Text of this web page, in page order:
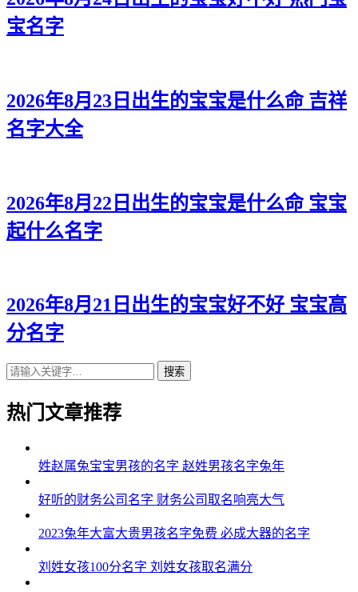
宝名字
2026年8月23日出生的宝宝是什么命 吉祥
名字大全
2026年8月22日出生的宝宝是什么命 宝宝
起什么名字
2026年8月21日出生的宝宝好不好 宝宝高
分名字
搜索
热门文章推荐
姓赵属兔宝宝男孩的名字 赵姓男孩名字兔年
好听的财务公司名字 财务公司取名响亮大气
2023兔年大富大贵男孩名字免费 必成大器的名字
刘姓女孩100分名字 刘姓女孩取名满分